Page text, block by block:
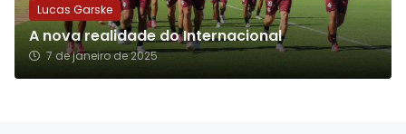
Lucas Garske
A nova realidade do Internacional
7 de janeiro de 2025